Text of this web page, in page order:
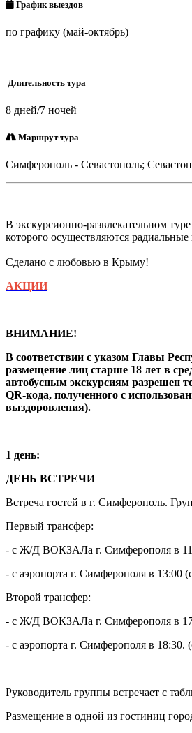
График выездов
по графику (май-октябрь)
Длительность тура
8 дней/7 ночей
Маршрут тура
Симферополь - Севастополь;
В экскурсионно-развлекательном
которого осуществляются
Сделано с любовью в Крыму!
АКЦИИ
ВНИМАНИЕ!
В соответствии с указом Главы
размещение лиц старше 18 лет в
автобусным экскурсиям разрешен
QR-кода, полученного с
выздоровления).
1 день:
ДЕНЬ ВСТРЕЧИ
Встреча гостей в г. Симферополь.
Первый трансфер:
- с Ж/Д ВОКЗАЛа г. Симферополя в
- с аэропорта г. Симферополя в
Второй трансфер:
- с Ж/Д ВОКЗАЛа г. Симферополя в
- с аэропорта г. Симферополя в
Руководитель группы встречает с
Размещение в одной из гостиниц